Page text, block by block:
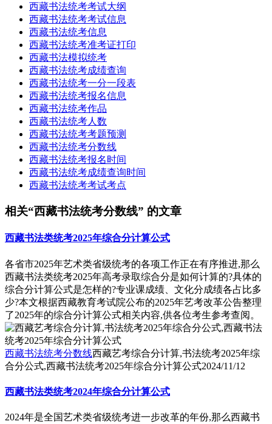
西藏书法统考考试大纲
西藏书法统考考试信息
西藏书法统考信息
西藏书法统考准考证打印
西藏书法模拟统考
西藏书法统考成绩查询
西藏书法统考一分一段表
西藏书法统考报名信息
西藏书法统考作品
西藏书法统考人数
西藏书法统考考题预测
西藏书法统考分数线
西藏书法统考报名时间
西藏书法统考成绩查询时间
西藏书法统考考试考点
相关“西藏书法统考分数线” 的文章
西藏书法类统考2025年综合分计算公式
各省市2025年艺术类省级统考的各项工作正在有序推进,那么
西藏书法类统考2025年高考录取综合分是如何计算的?具体的
综合分计算公式是怎样的?专业课成绩、文化分成绩各占比多
少?本文根据西藏教育考试院公布的2025年艺考改革公告整理
了2025年的综合分计算公式相关内容,供各位考生参考查阅。
西藏书法统考分数线西藏艺考综合分计算,书法统考2025年综
合分公式,西藏书法统考2025年综合分计算公式2024/11/12
西藏书法类统考2024年综合分计算公式
2024年是全国艺术类省级统考进一步改革的年份,那么西藏书